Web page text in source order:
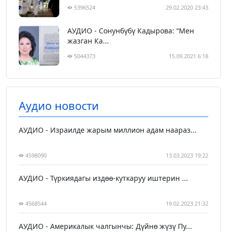
5396524 29.02.2020 23:43
АУДИО - Сонунбүбү Кадырова: “Мен
жазган Ка...
5044373 15.09.2021 6:18
Аудио новости
АУДИО - Израилде жарым миллион адам наараз...
4598090 13.03.2023 19:22
АУДИО - Түркиядагы издөө-куткаруу иштерин ...
4568544 19.02.2023 21:32
АУДИО - Америкалык чалгынчы: Дүйнө жүзү Пу...